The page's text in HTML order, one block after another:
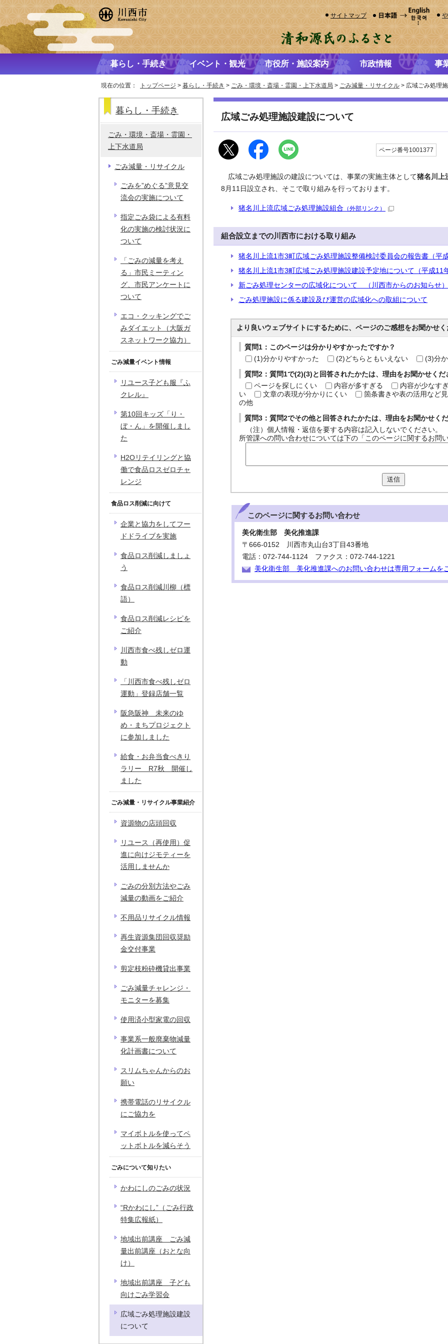
サイトマップ
暮らし・手続き イベント・観光 市役所・施設案内 市政情報 事
現在の位置： トップページ > 暮らし・手続き > ごみ・環境・斎場・霊園・上下水道局 > ごみ減量・リサイクル > 広域ごみ処理
広域ごみ処理施設建設について
ページ番号1001377
広域ごみ処理施設の建設については、事業の実施主体として猪名川上
8月11日設立され、そこで取り組みを行っております。
猪名川上流広域ごみ処理施設組合 （外部リンク）
組合設立までの川西市における取り組み
猪名川上流1市3町広域ごみ処理施設整備検討委員会の報告書（平
猪名川上流1市3町広域ごみ処理施設建設予定地について（平成11
新ごみ処理センターの広域化について （川西市からのお知らせ）
ごみ処理施設に係る建設及び運営の広域化への取組について
より良いウェブサイトにするために、ページのご感想をお聞かせく
質問1：このページは分かりやすかったですか？
(1)分かりやすかった
(2)どちらともいえない (3)分
質問2：質問1で(2)(3)と回答されたかたは、理由をお聞かせくだ
ページを探しにくい
内容が多すぎる 内容が少なす
い
文章の表現が分かりにくい 箇条書きや表の活用など
の他
質問3：質問2でその他と回答されたかたは、理由をお聞かせくだ
（注）個人情報・返信を要する内容は記入しないでください。
所管課への問い合わせについては下の「このページに関するお問い
送信
このページに関するお問い合わせ
美化衛生部 美化推進課
〒666-0152 川西市丸山台3丁目43番地
電話：072-744-1124 ファクス：072-744-1221
美化衛生部 美化推進課へのお問い合わせは専用フォームを
暮らし・手続き
ごみ・環境・斎場・霊園・
上下水道局
ごみ減量・リサイクル
ごみを”めぐる”意見交
流会の実施について
指定ごみ袋による有料
化の実施の検討状況に
ついて
「ごみの減量を考え
る」市民ミーティン
グ、市民アンケートに
ついて
エコ・クッキングでご
みダイエット（大阪ガ
スネットワーク協力）
ごみ減量イベント情報
リユース子ども服『ふ
クレル』
第10回キッズ「り・
ぼ・ん」を開催しまし
た
H2Oリテイリングと協
働で食品ロスゼロチャ
レンジ
食品ロス削減に向けて
企業と協力をしてフー
ドドライブを実施
食品ロス削減しましょ
う
食品ロス削減川柳（標
語）
食品ロス削減レシピを
ご紹介
川西市食べ残しゼロ運
動
「川西市食べ残しゼロ
運動」登録店舗一覧
阪急阪神 未来のゆ
め・まちプロジェクト
に参加しました
給食・お弁当食べきり
ラリー R7秋 開催し
ました
ごみ減量・リサイクル事業紹介
資源物の店頭回収
リユース（再使用）促
進に向けジモティーを
活用しませんか
ごみの分別方法やごみ
減量の動画をご紹介
不用品リサイクル情報
再生資源集団回収奨励
金交付事業
剪定枝粉砕機貸出事業
ごみ減量チャレンジ・
モニターを募集
使用済小型家電の回収
事業系一般廃棄物減量
化計画書について
スリムちゃんからのお
願い
携帯電話のリサイクル
にご協力を
マイボトルを使ってペ
ットボトルを減らそう
ごみについて知りたい
かわにしのごみの状況
“Rかわにし”（ごみ行政
特集広報紙）
地域出前講座 ごみ減
量出前講座（おとな向
け）
地域出前講座 子ども
向けごみ学習会
広域ごみ処理施設建設
について